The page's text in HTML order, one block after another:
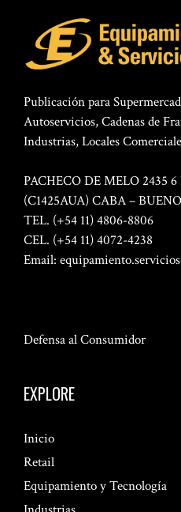
Publicación para
Autoservicios, Cadenas de
Industrias, Locales
PACHECO DE MELO 2435 6
(C1425AUA) CABA –
TEL. (+54 11) 4806-8806
CEL. (+54 11) 4072-4238
Email:
Defensa al Consumidor
EXPLORE
Inicio
Retail
Equipamiento y Tecnología